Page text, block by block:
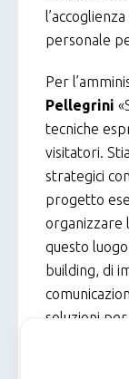
personale
Per
Pellegrini
tecniche
visitatori.
strategici
progetto
organizzare
questo
building, di
soluzioni per